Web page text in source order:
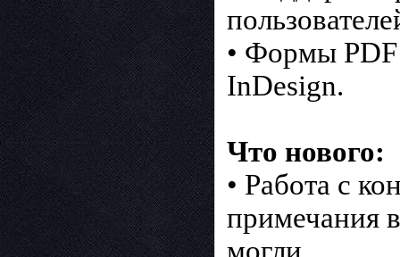
• Формы PDF
InDesign.
Что нового:
• Работа с
примечания